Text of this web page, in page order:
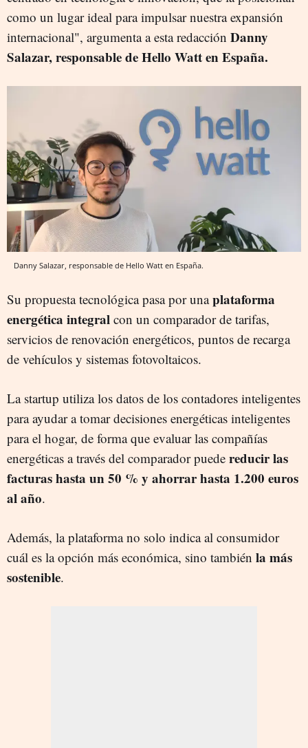
como un lugar ideal para impulsar nuestra expansión
internacional", argumenta a esta redacción Danny
Salazar, responsable de Hello Watt en España.
Danny Salazar, responsable de Hello Watt en España.
Su propuesta tecnológica pasa por unaplataforma
energética integral con un comparador de tarifas,
servicios de renovación energéticos, puntos de recarga
de vehículos y sistemas fotovoltaicos.
La startup utiliza los datos de los contadores inteligentes
para ayudar a tomar decisiones energéticas inteligentes
para el hogar, de forma que evaluar las compañías
energéticas a través del comparador puede reducir las
facturas hasta un 50 % y ahorrar hasta 1.200 euros
al año.
Además, la plataforma no solo indica al consumidor
cuál es la opción más económica, sino también la más
sostenible.